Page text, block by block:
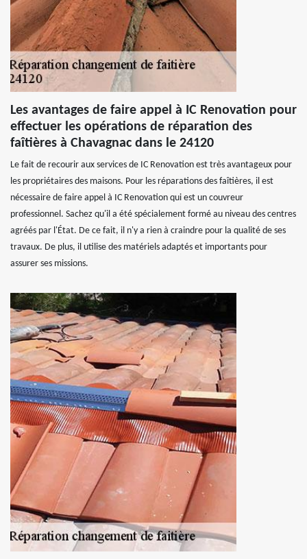
Les avantages de faire appel à IC Renovation pour
effectuer les opérations de réparation des
faîtières à Chavagnac dans le 24120
Le fait de recourir aux services de IC Renovation est très avantageux pour
les propriétaires des maisons. Pour les réparations des faîtières, il est
nécessaire de faire appel à IC Renovation qui est un couvreur
professionnel. Sachez qu'il a été spécialement formé au niveau des centres
agréés par l'État. De ce fait, il n'y a rien à craindre pour la qualité de ses
travaux. De plus, il utilise des matériels adaptés et importants pour
assurer ses missions.